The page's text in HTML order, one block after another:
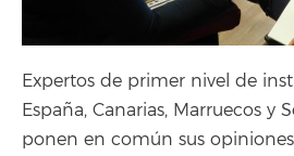
Expertos de primer nivel de
España, Canarias, Marruecos y
ponen en común sus